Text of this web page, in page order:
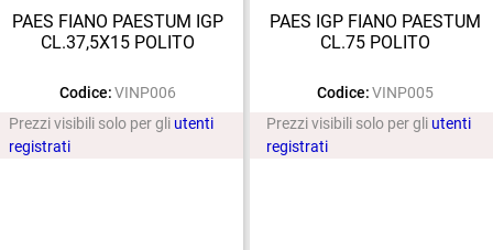
PAES FIANO PAESTUM IGP
CL.37,5X15 POLITO
Codice: VINP006
Prezzi visibili solo per gli utenti
registrati
PAES IGP FIANO PAESTUM
CL.75 POLITO
Codice: VINP005
Prezzi visibili solo per gli utenti
registrati